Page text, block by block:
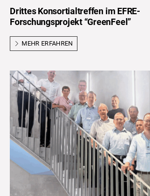
Drittes Konsortialtreffen im EFRE-
Forschungsprojekt “GreenFeel”
MEHR ERFAHREN